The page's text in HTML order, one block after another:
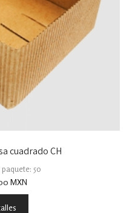
cuadrado CH
50
MXN